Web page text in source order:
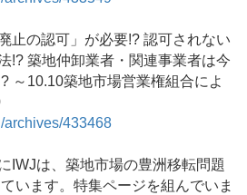
止の認可」が必要!? 認可されない
!? 築地仲卸業者・関連事業者は今
～10.10築地市場営業権組合によ
archives/433468
IWJは、築地市場の豊洲移転問題
います。特集ページを組んでいま